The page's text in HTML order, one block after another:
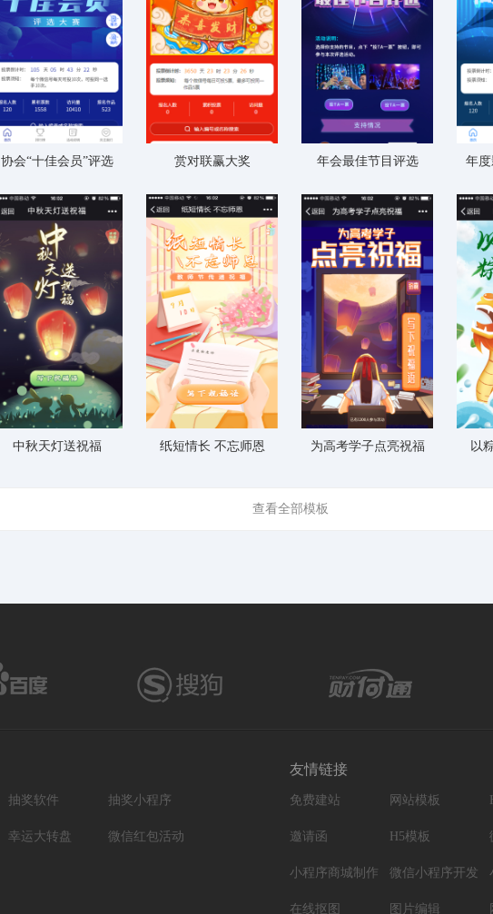
协会“十佳会员”评选 赏对联赢大奖 年会最佳节目评选 年
中秋天灯送祝福 纸短情长 不忘师恩 为高考学子点亮祝福 以
查看全部模板
抽奖软件 抽奖小程序
幸运大转盘 微信红包活动
友情链接
免费建站 网站模板
邀请函 H5模板
小程序商城制作 微信小程序开发
在线抠图 图片编辑